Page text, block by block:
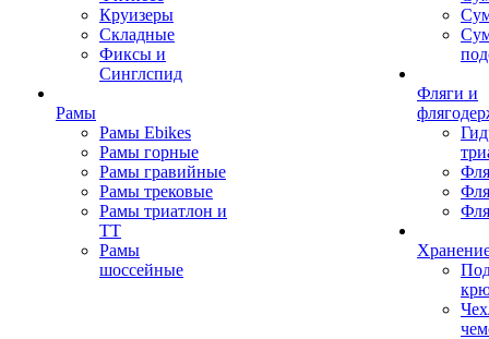
Круизеры
Складные
Фиксы и
Синглспид
Рамы
Рамы Ebikes
Рамы горные
Рамы гравийные
Рамы трековые
Рамы триатлон и
ТТ
Рамы
шоссейные
Фляги и